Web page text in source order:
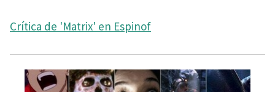
Crítica de 'Matrix' en Espinof